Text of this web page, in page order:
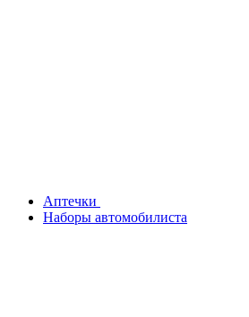
Аптечки
Наборы автомобилиста